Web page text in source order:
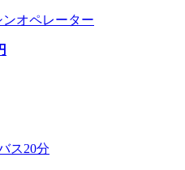
オペレーター
ス20分